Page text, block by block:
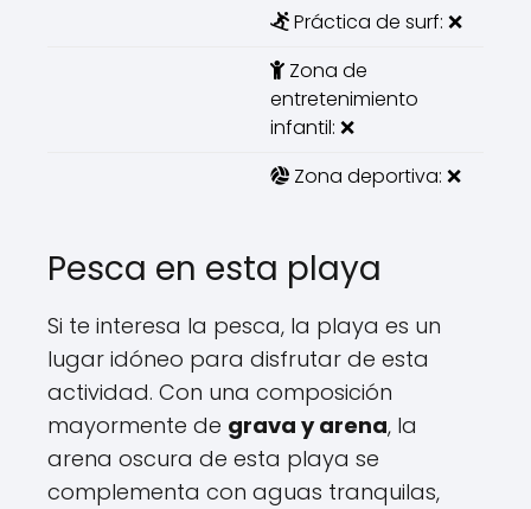
Práctica de surf: ❌
Zona de
entretenimiento
infantil: ❌
Zona deportiva: ❌
Pesca en esta playa
Si te interesa la pesca, la playa es un
lugar idóneo para disfrutar de esta
actividad. Con una composición
mayormente de grava y arena, la
arena oscura de esta playa se
complementa con aguas tranquilas,